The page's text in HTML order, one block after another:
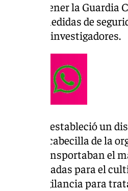
tras tener la Guardia
altas medidas de
de los investigadores.
se estableció un
presunto cabecilla de la
transportaban el
utilizadas para el
de vigilancia para